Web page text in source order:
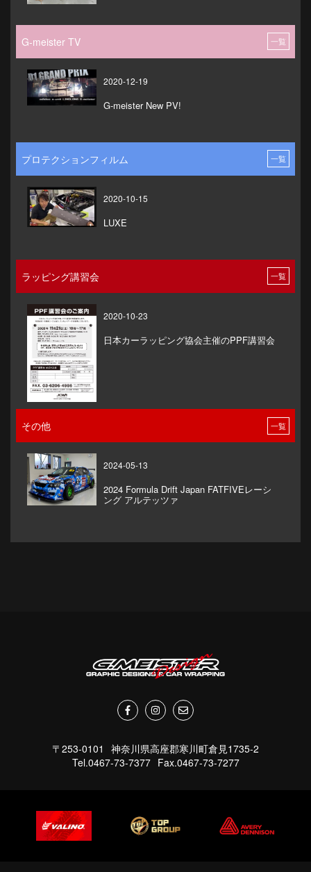
G-meister TV 一覧
2020-12-19
G-meister New PV!
プロテクションフィルム 一覧
2020-10-15
LUXE
ラッピング講習会 一覧
2020-10-23
日本カーラッピング協会主催のPPF講習会
その他 一覧
2024-05-13
2024 Formula Drift Japan FATFIVEレーシ
ング アルテッツァ
〒253-0101
神奈川県高座郡寒川町倉見1735-2
Tel.0467-73-7377 Fax.0467-73-7277